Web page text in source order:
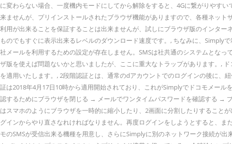
に変わらない場合、一度機内モードにしてから解除をすると、4Gに繋がりやす
来ませんが、プリインストールされたブラウザ機能がありますので、各種ネッ
利用が出来ることを保証することは出来ませんが、試しにブラウザ版のインタ
ものでもすぐに表示出来るレベルのダウンロード速度です。, ちなみに、Simply
社メールを利用するための設定が存在しません。SMSは社共通のシステムとな
ザ版を使えば問題ないかと思いましたが、ここに重大なトラップがあります。,
を適用いたします。, 2段階認証とは、通常のdアカウントでのログインの後に、
証は2018年4月17日10時から適用開始されており、これがSimplyでドコモメー
認するためにブラウザを閉じる → メールでワンタイムパスワードを確認する
はスマホのようにブラウザを一時的に縮小したり、2画面に分割したりすること
グインからやり直さなれければなりません。再度ログインをしようとすると、
モのSMSが受信出来る機種を用意し、さらにSimplyに別のネットワーク接続が